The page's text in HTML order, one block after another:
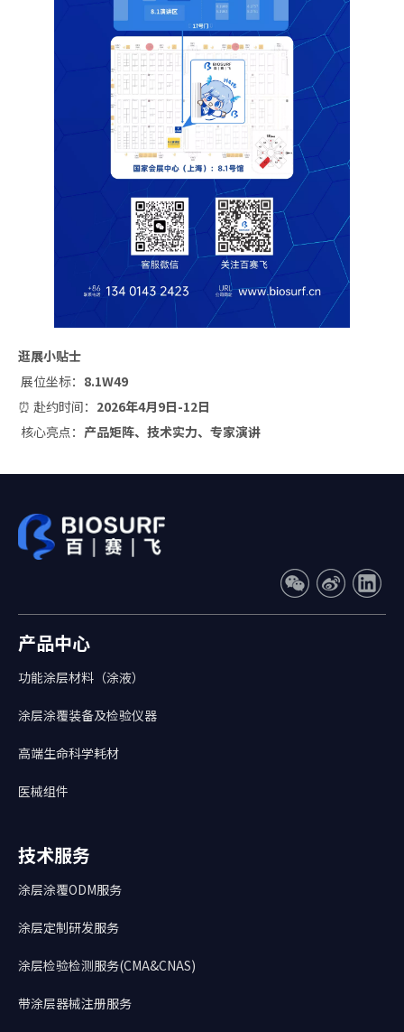
逛展小贴士
展位坐标： 8.1W49
⏰ 赴约时间： 2026年4月9日-12日
核心亮点： 产品矩阵、技术实力、专家演讲
产品中心
功能涂层材料（涂液）
涂层涂覆装备及检验仪器
高端生命科学耗材
医械组件
技术服务
涂层涂覆ODM服务
涂层定制研发服务
涂层检验检测服务(CMA&CNAS)
带涂层器械注册服务